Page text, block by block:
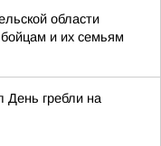
области
и их семьям
День гребли на